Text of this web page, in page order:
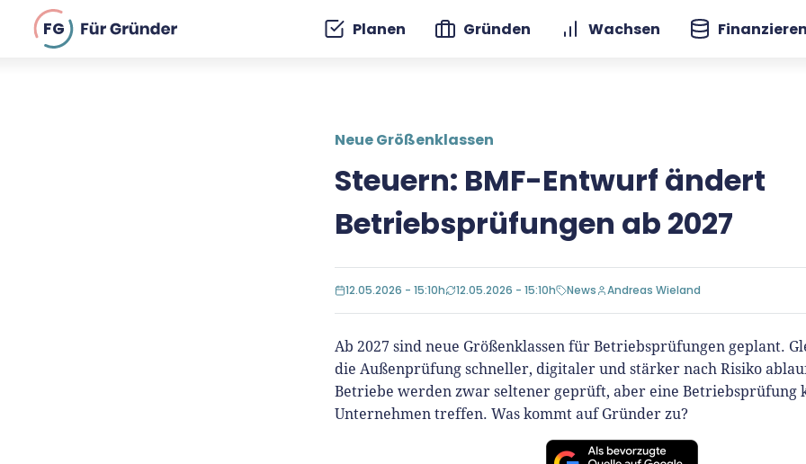
FG Planen Gründen Wachsen
Neue Größenklassen
Steuern: BMF-Entwurf ändert
Betriebsprüfungen ab 2027
12.05.2026 - 15:10h 12.05.2026 - 15:10h News Andreas Wieland
Ab 2027 sind neue Größenklassen für Betriebsprüfungen geplant.
die Außenprüfung schneller, digitaler und stärker nach Risiko
Betriebe werden zwar seltener geprüft, aber eine Betriebsprüfung
Unternehmen treffen. Was kommt auf Gründer zu?